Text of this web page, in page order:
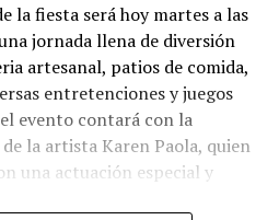
la fiesta será hoy martes a las
jornada llena de diversión
artesanal, patios de comida,
entretenciones y juegos
evento contará con la
la artista Karen Paola, quien
una actuación especial y